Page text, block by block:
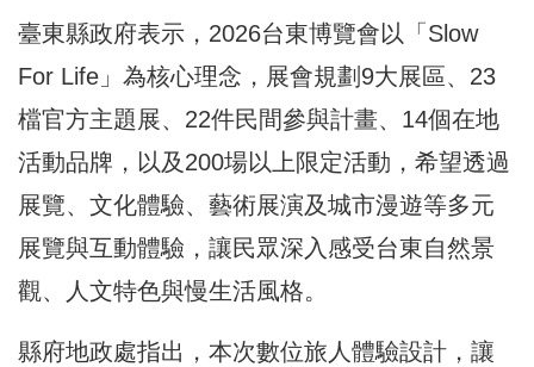
臺東縣政府表示，2026台東博覽會以「Slow
For Life」為核心理念，展會規劃9大展區、23
檔官方主題展、22件民間參與計畫、14個在地
活動品牌，以及200場以上限定活動，希望透過
展覽、文化體驗、藝術展演及城市漫遊等多元
展覽與互動體驗，讓民眾深入感受台東自然景
觀、人文特色與慢生活風格。
縣府地政處指出，本次數位旅人體驗設計，讓